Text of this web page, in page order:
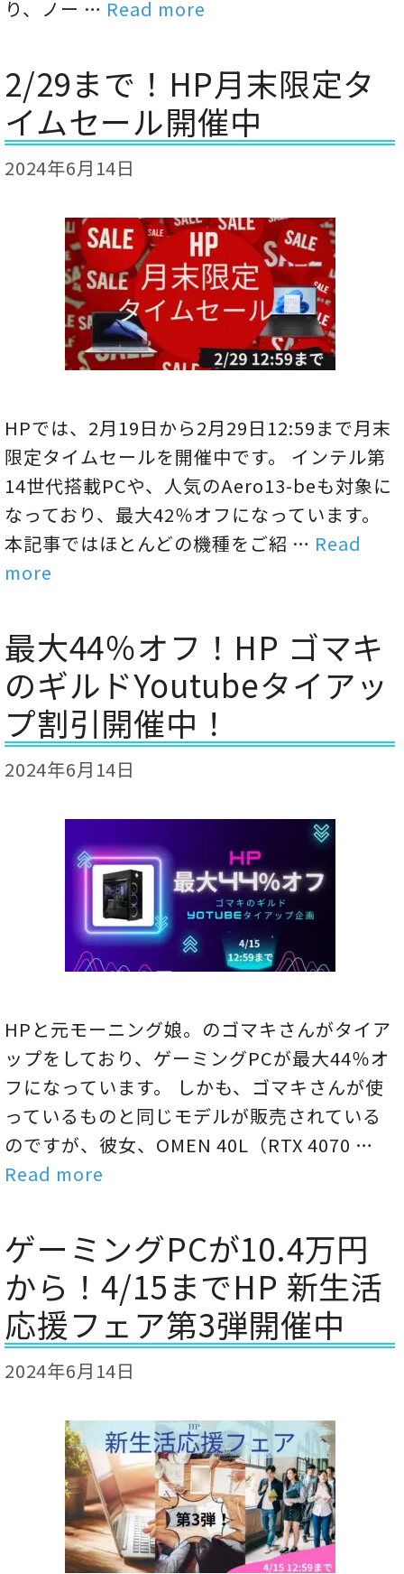
り、ノー … Read more
2/29まで！HP月末限定タ
イムセール開催中
2024年6月14日
HPでは、2月19日から2月29日12:59まで月末
限定タイムセールを開催中です。 インテル第
14世代搭載PCや、人気のAero13-beも対象に
なっており、最大42％オフになっています。
本記事ではほとんどの機種をご紹 … Read
more
最大44％オフ！HP ゴマキ
のギルドYoutubeタイアッ
プ割引開催中！
2024年6月14日
HPと元モーニング娘。のゴマキさんがタイア
ップをしており、ゲーミングPCが最大44％オ
フになっています。 しかも、ゴマキさんが使
っているものと同じモデルが販売されている
のですが、彼女、OMEN 40L（RTX 4070 …
Read more
ゲーミングPCが10.4万円
から！4/15までHP 新生活
応援フェア第3弾開催中
2024年6月14日